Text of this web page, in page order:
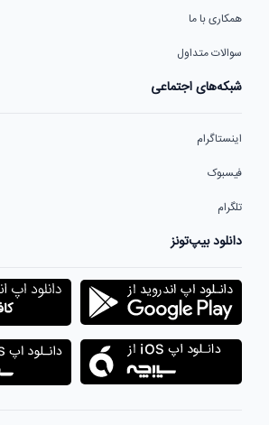
همکاری با ما
سوالات متداول
شبکه‌های اجتماعی
اینستاگرام
فیسبوک
تلگرام
دانلود بیپ‌تونز